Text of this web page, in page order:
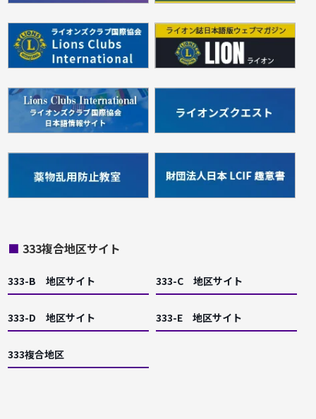
■ 333複合地区サイト
333-B 地区サイト 333-C 地区サイト
333-D 地区サイト 333-E 地区サイト
333複合地区